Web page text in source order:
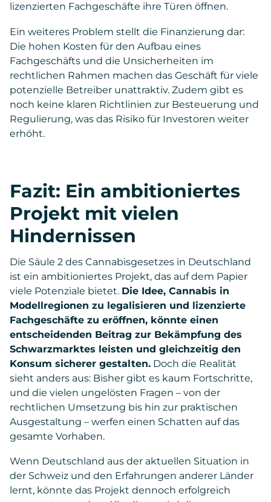
lizenzierten Fachgeschäfte ihre Türen öffnen.
Ein weiteres Problem stellt die Finanzierung dar:
Die hohen Kosten für den Aufbau eines
Fachgeschäfts und die Unsicherheiten im
rechtlichen Rahmen machen das Geschäft für viele
potenzielle Betreiber unattraktiv. Zudem gibt es
noch keine klaren Richtlinien zur Besteuerung und
Regulierung, was das Risiko für Investoren weiter
erhöht.
Fazit: Ein ambitioniertes
Projekt mit vielen
Hindernissen
Die Säule 2 des Cannabisgesetzes in Deutschland
ist ein ambitioniertes Projekt, das auf dem Papier
viele Potenziale bietet. Die Idee, Cannabis in
Modellregionen zu legalisieren und lizenzierte
Fachgeschäfte zu eröffnen, könnte einen
entscheidenden Beitrag zur Bekämpfung des
Schwarzmarktes leisten und gleichzeitig den
Konsum sicherer gestalten. Doch die Realität
sieht anders aus: Bisher gibt es kaum Fortschritte,
und die vielen ungelösten Fragen – von der
rechtlichen Umsetzung bis hin zur praktischen
Ausgestaltung – werfen einen Schatten auf das
gesamte Vorhaben.
Wenn Deutschland aus der aktuellen Situation in
der Schweiz und den Erfahrungen anderer Länder
lernt, könnte das Projekt dennoch erfolgreich